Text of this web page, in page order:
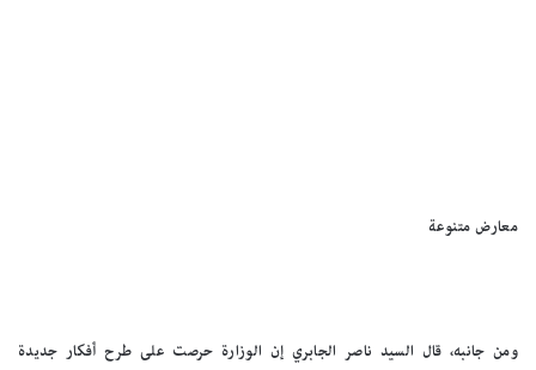
معارض متنوعة
ومن جانبه، قال السيد ناصر الجابري إن الوزارة حرصت على طرح أفكار جديدة